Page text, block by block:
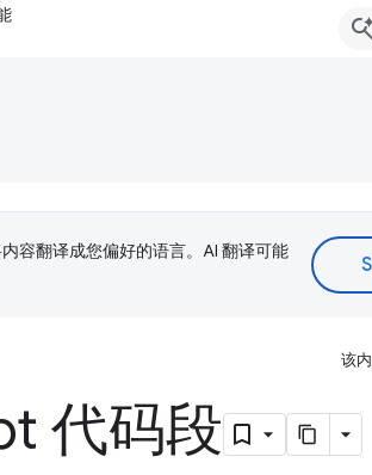
容翻译成您偏好的语言。AI 翻译可能
该
代码段